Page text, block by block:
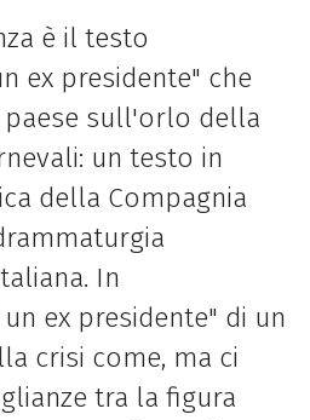
è il testo
ex presidente" che
sull'orlo della
un testo in
della Compagnia
In
ex presidente" di un
crisi come, ma ci
tra la figura